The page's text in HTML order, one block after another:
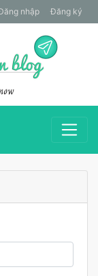
nhập Đăng ký